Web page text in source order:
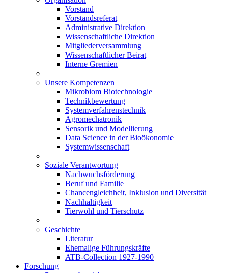
Vorstand
Vorstandsreferat
Administrative Direktion
Wissenschaftliche Direktion
Mitgliederversammlung
Wissenschaftlicher Beirat
Interne Gremien
Unsere Kompetenzen
Mikrobiom Biotechnologie
Technikbewertung
Systemverfahrenstechnik
Agromechatronik
Sensorik und Modellierung
Data Science in der Bioökonomie
Systemwissenschaft
Soziale Verantwortung
Nachwuchsförderung
Beruf und Familie
Chancengleichheit, Inklusion und Diversität
Nachhaltigkeit
Tierwohl und Tierschutz
Geschichte
Literatur
Ehemalige Führungskräfte
ATB-Collection 1927-1990
Forschung